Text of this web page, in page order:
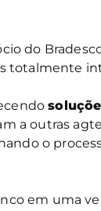
do
totalmente
a outras
o
em uma